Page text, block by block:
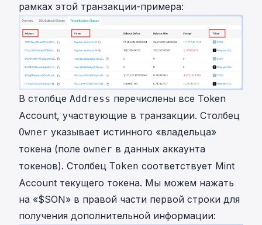
рамках этой транзакции-примера:
В столбце Address перечислены все Token
Account, участвующие в транзакции. Столбец
Owner указывает истинного «владельца»
токена (поле owner в данных аккаунта
токенов). Столбец Token соответствует Mint
Account текущего токена. Мы можем нажать
на «$SON» в правой части первой строки для
получения дополнительной информации: